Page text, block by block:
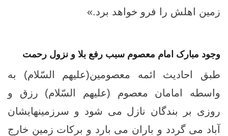
زمین اهلش را فرو خواهد برد.»
وجود مبارک امام معصوم سبب رفع بلا و نزول رحمت
طبق احادیث ائمه معصومین(علیهم السّلام) به
واسطه امامان معصوم (علیهم السّلام) رزق و
روزى بر بندگان نازل می شود و سرزمینهایشان
آباد می گردد و باران می بارد و برکات زمین خارج